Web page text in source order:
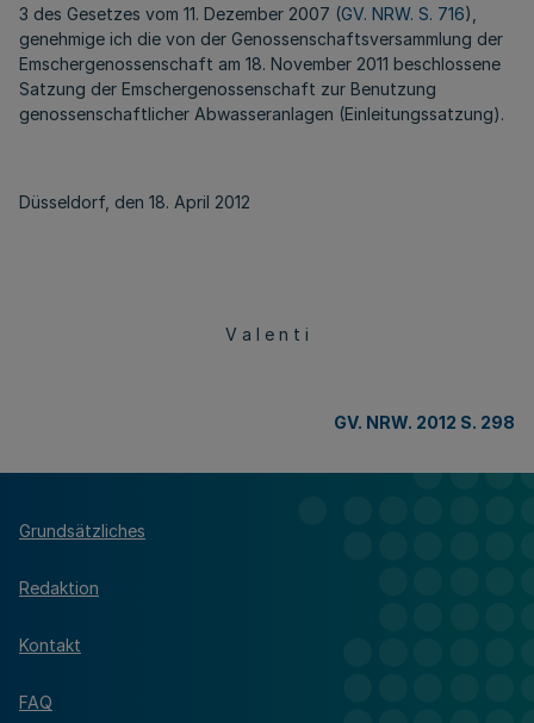
3 des Gesetzes vom 11. Dezember 2007 (GV. NRW. S. 716),
genehmige ich die von der Genossenschaftsversammlung der
Emschergenossenschaft am 18. November 2011 beschlossene
Satzung der Emschergenossenschaft zur Benutzung
genossenschaftlicher Abwasseranlagen (Einleitungssatzung).
Düsseldorf, den 18. April 2012
V a l e n t i
GV. NRW. 2012 S. 298
Grundsätzliches
Redaktion
Kontakt
FAQ